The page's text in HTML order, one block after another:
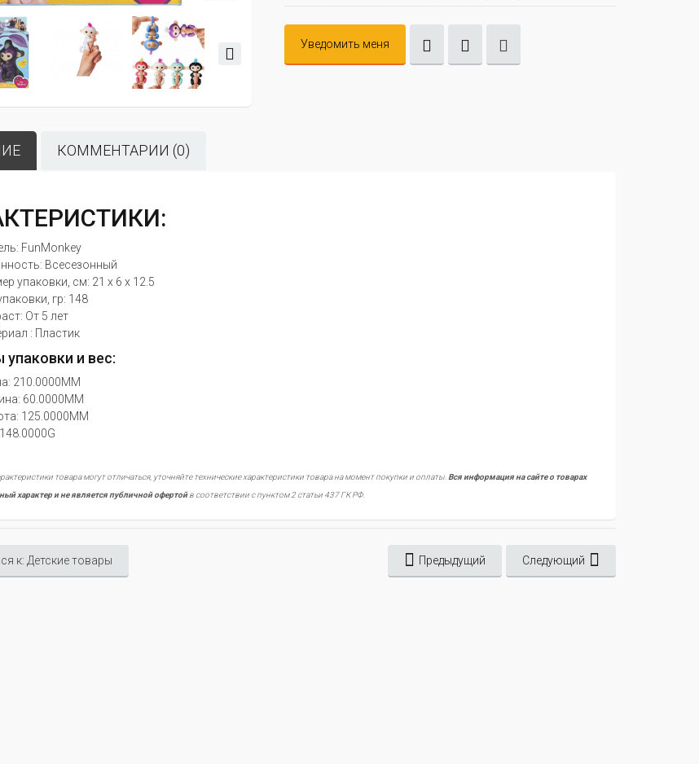
Уведомить меня
КОММЕНТАРИИ (0)
FunMonkey
Всесезонный
упаковки, см: 21 x 6 x 12.5
гр: 148
От 5 лет
: Пластик
упаковки и вес:
210.0000MM
60.0000MM
125.0000MM
товара могут отличаться, уточняйте технические характеристики товара на момент покупки и оплаты. Вся информация на сайте о товарах
характер и не является публичной офертойв соответствии с пунктом 2 статьи 437 ГК РФ.
к: Детские товары Предыдущий Следующий